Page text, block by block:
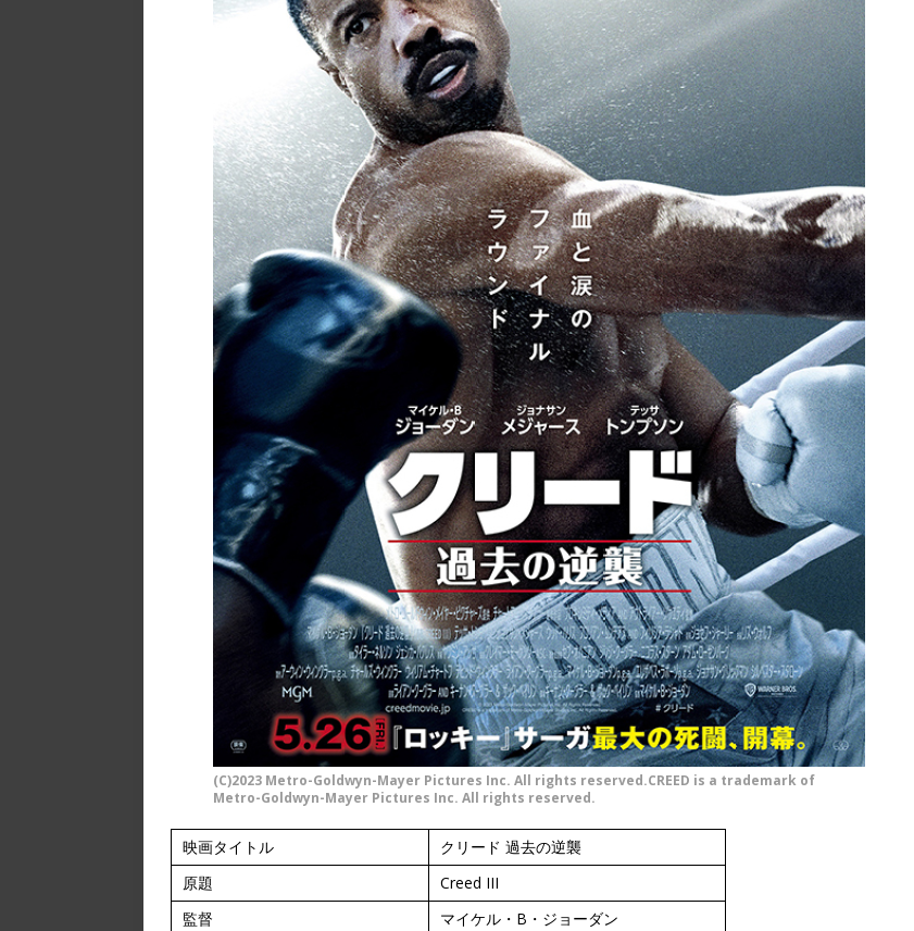
(C)2023 Metro-Goldwyn-Mayer Pictures Inc. All rights reserved.CREED is a trademark of
Metro-Goldwyn-Mayer Pictures Inc. All rights reserved.
映画タイトル
クリード 過去の逆襲
原題
Creed III
監督
マイケル・B・ジョーダン